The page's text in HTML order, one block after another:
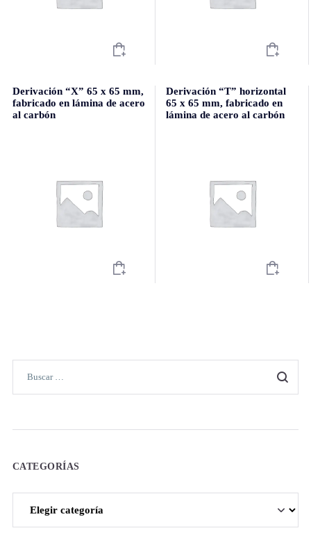
Derivación “X” 65 x 65 mm,
fabricado en lámina de acero
al carbón
Derivación “T” horizontal
65 x 65 mm, fabricado en
lámina de acero al carbón
CATEGORÍAS